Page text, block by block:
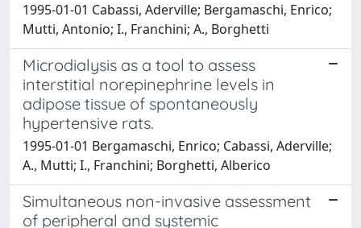
1995-01-01 Cabassi, Aderville; Bergamaschi, Enrico;
Mutti, Antonio; I., Franchini; A., Borghetti
Microdialysis as a tool to assess
interstitial norepinephrine levels in
adipose tissue of spontaneously
hypertensive rats.
1995-01-01 Bergamaschi, Enrico; Cabassi, Aderville;
A., Mutti; I., Franchini; Borghetti, Alberico
Simultaneous non-invasive assessment
of peripheral and systemic